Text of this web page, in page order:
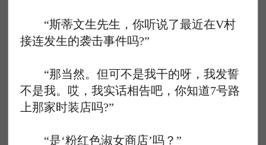
“斯蒂文生先生，你听说了最近在V村
接连发生的袭击事件吗?”
“那当然。但可不是我干的呀，我发誓
不是我。哎，我实话相告吧，你知道7号路
上那家时装店吗?”
“是‘粉红色淑女商店’吗？”